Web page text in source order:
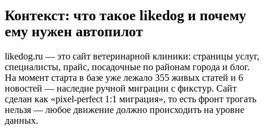
Контекст: что такое likedog и почему
ему нужен автопилот
likedog.ru — это сайт ветеринарной клиники: страницы услуг,
специалисты, прайс, посадочные по районам города и блог.
На момент старта в базе уже лежало 355 живых статей и 6
новостей — наследие ручной миграции с фикстур. Сайт
сделан как «pixel-perfect 1:1 миграция», то есть фронт трогать
нельзя — любое движение должно происходить на уровне
данных.